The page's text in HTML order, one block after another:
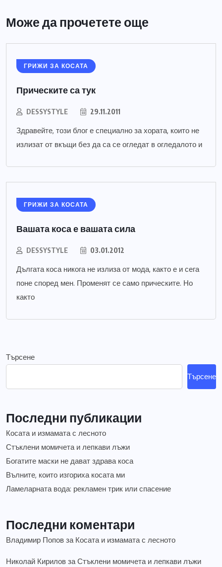
Може да прочетете още
ГРИЖИ ЗА КОСАТА
Прическите са тук
DESSYSTYLE 29.11.2011
Здравейте, този блог е специално за хората, които не
излизат от вкъщи без да са се огледат в огледалото и
ГРИЖИ ЗА КОСАТА
Вашата коса е вашата сила
DESSYSTYLE 03.01.2012
Дългата коса никога не излиза от мода, както е и сега
поне според мен. Променят се само прическите. Но
както
Търсене
Търсене
Последни публикации
Косата и измамата с лесното
Стъклени момичета и лепкави лъжи
Богатите маски не дават здрава коса
Вълните, които изгориха косата ми
Ламеларната вода: рекламен трик или спасение
Последни коментари
Владимир Попов за Косата и измамата с лесното
Николай Кирилов заСтъклени момичета и лепкави лъжи